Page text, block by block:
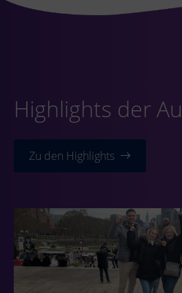
Highlights der
Zu den Highlights